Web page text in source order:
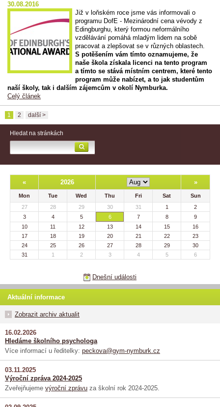
30.08.2016
Již v loňském roce jsme vás informovali o
programu DofE - Mezinárodní cena vévody z
Edingburghu, který formou neformálního
vzdělávání pomáhá mladým lidem na sobě
pracovat a zlepšovat se v různých oblastech.
S potěšením vám tímto oznamujeme, že
naše škola získala licenci na tento program
a tímto se stává místním centrem, které tento
program může nabízet, a to jak studentům
naší školy, tak i dalším zájemcům v okolí Nymburka.
Celý článek
1 2 další >
Hledat na stránkách
« 2026 »
Mon Tue Wed Thu Fri Sat
Sun
27
28 29 30 31 1
2
3
4 5 6 7 8
9
10
11 12 13 14 15
16
17
18 19 20 21 22
23
24
25 26 27 28 29
30
31
1 2 3 4 5 6
Dnešní události
Aktuální informace
Zobrazit archiv aktualit
16.02.2026
Hledáme školního psychologa
Více informací u ředitelky: peckova@gym-nymburk.cz
03.11.2025
Výroční zpráva 2024-2025
Zveřejňujeme výroční zprávu za školní rok 2024-2025.